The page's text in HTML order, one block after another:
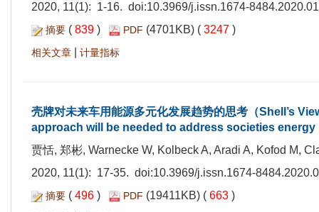
2020, 11(1): 1-16. doi:10.3969/j.issn.1674-
摘要 ( 839 ) PDF (4701KB) ( 3247 )
相关文章 计量指标
壳牌对未来车用能源多元化发展趋势的思考（Shell’s
approach will be needed to address societies energy
贾恬, 郑彬, Warnecke W, Kolbeck A, Aradi A, Kofod M,
2020, 11(1): 17-35. doi:10.3969/j.issn.1674-
摘要 ( 496 ) PDF (19411KB) ( 663 )